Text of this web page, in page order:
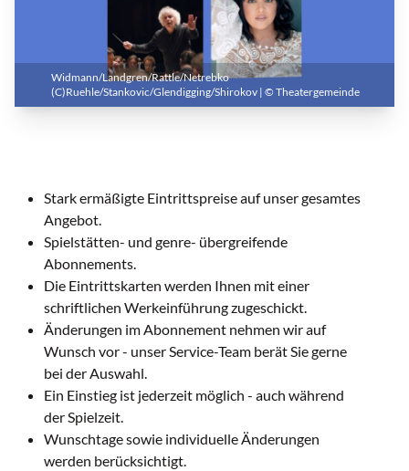
Widmann/Landgren/Rattle/Netrebko
(C)Ruehle/Stankovic/Glendigging/Shirokov | © Theatergemeinde
Stark ermäßigte Eintrittspreise auf unser gesamtes
Angebot.
Spielstätten- und genre­- übergreifende
Abonnements.
Die Eintrittskarten werden Ihnen mit einer
schriftlichen Werkeinführung zugeschickt.
Änderungen im Abonnement nehmen wir auf
Wunsch vor - unser Service-Team berät Sie gerne
bei der Auswahl.
Ein Einstieg ist jederzeit möglich - auch während
der Spielzeit.
Wunschtage sowie individuelle Änderungen
werden berücksichtigt.